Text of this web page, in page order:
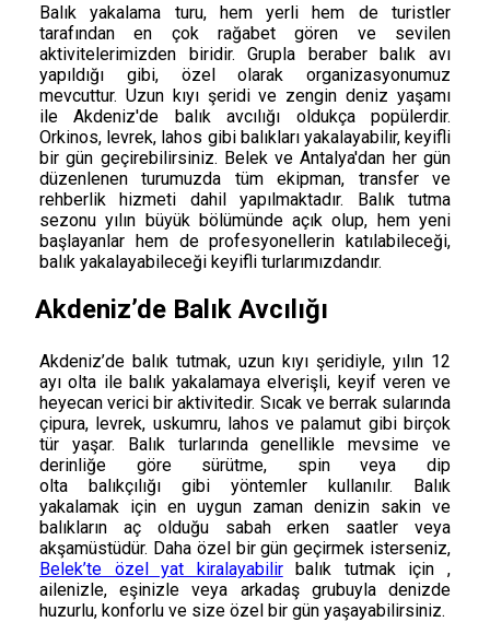
Balık yakalama turu, hem yerli hem de turistler
tarafından en çok rağabet gören ve sevilen
aktivitelerimizden biridir. Grupla beraber balık avı
yapıldığı gibi, özel olarak organizasyonumuz
mevcuttur. Uzun kıyı şeridi ve zengin deniz yaşamı
ile Akdeniz'de balık avcılığı oldukça popülerdir.
Orkinos, levrek, lahos gibi balıkları yakalayabilir, keyifli
bir gün geçirebilirsiniz. Belek ve Antalya'dan her gün
düzenlenen turumuzda tüm ekipman, transfer ve
rehberlik hizmeti dahil yapılmaktadır. Balık tutma
sezonu yılın büyük bölümünde açık olup, hem yeni
başlayanlar hem de profesyonellerin katılabileceği,
balık yakalayabileceği keyifli turlarımızdandır.
Akdeniz’de Balık Avcılığı
Akdeniz’de balık tutmak, uzun kıyı şeridiyle, yılın 12
ayı olta ile balık yakalamaya elverişli, keyif veren ve
heyecan verici bir aktivitedir. Sıcak ve berrak sularında
çipura, levrek, uskumru, lahos ve palamut gibi birçok
tür yaşar. Balık turlarında genellikle mevsime ve
derinliğe göre sürütme, spin veya dip
olta balıkçılığı gibi yöntemler kullanılır. Balık
yakalamak için en uygun zaman denizin sakin ve
balıkların aç olduğu sabah erken saatler veya
akşamüstüdür. Daha özel bir gün geçirmek isterseniz,
Belek’te özel yat kiralayabilirbalık tutmak için ,
ailenizle, eşinizle veya arkadaş grubuyla denizde
huzurlu, konforlu ve size özel bir gün yaşayabilirsiniz.